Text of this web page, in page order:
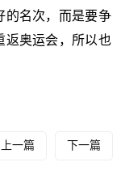
的名次，而是要争
返奥运会，所以也
上一篇 下一篇